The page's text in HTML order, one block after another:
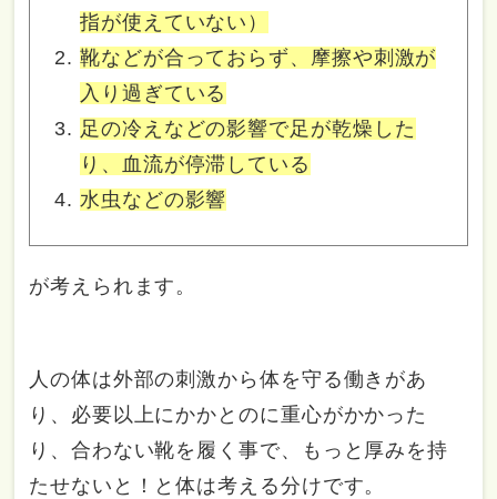
指が使えていない）
靴などが合っておらず、摩擦や刺激が
入り過ぎている
足の冷えなどの影響で足が乾燥した
り、血流が停滞している
水虫などの影響
が考えられます。
人の体は外部の刺激から体を守る働きがあ
り、必要以上にかかとのに重心がかかった
り、合わない靴を履く事で、もっと厚みを持
たせないと！と体は考える分けです。